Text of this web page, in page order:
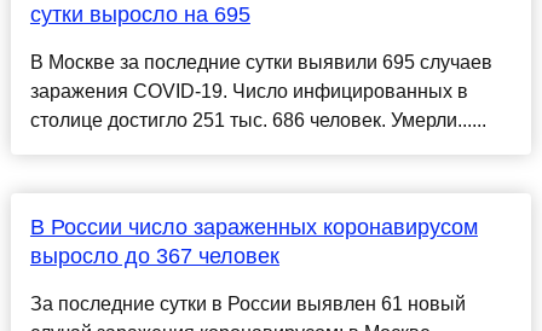
сутки выросло на 695
В Москве за последние сутки выявили 695 случаев
заражения COVID-19. Число инфицированных в
столице достигло 251 тыс. 686 человек. Умерли......
В России число зараженных коронавирусом
выросло до 367 человек
За последние сутки в России выявлен 61 новый